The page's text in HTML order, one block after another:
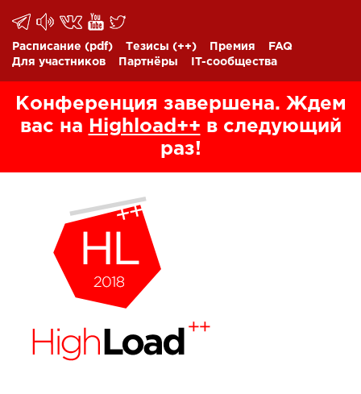
Расписание (pdf) Тезисы (++) Премия
FAQ
Для участников
Партнёры IT-сообщества
Конференция завершена. Ждем
вас на Highload++ в следующий
раз!